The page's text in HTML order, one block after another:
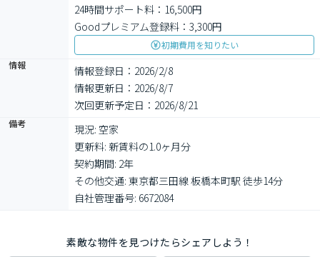
24時間サポート料：16,500円
Goodプレミアム登録料：3,300円
初期費用を知りたい
情報
情報登録日：2026/2/8
情報更新日：2026/8/7
次回更新予定日：2026/8/21
備考
現況: 空家
更新料: 新賃料の1.0ヶ月分
契約期間: 2年
その他交通: 東京都三田線 板橋本町駅 徒歩14分
自社管理番号: 6672084
素敵な物件を見つけたらシェアしよう！